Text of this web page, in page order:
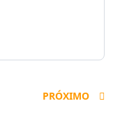
PRÓXIMO